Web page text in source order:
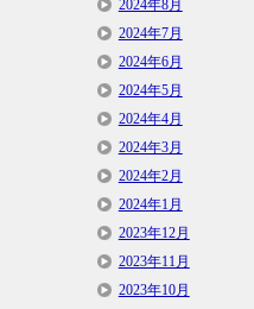
2024年8月
2024年7月
2024年6月
2024年5月
2024年4月
2024年3月
2024年2月
2024年1月
2023年12月
2023年11月
2023年10月